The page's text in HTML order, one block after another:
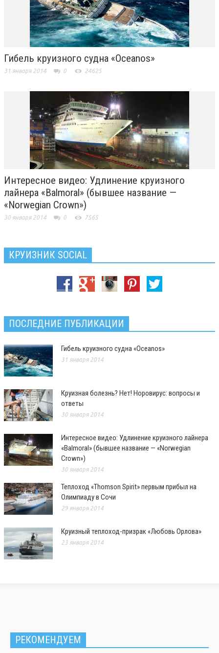
Гибель круизного судна «Oceanos»
31 января 2014 0 24625
Интересное видео: Удлинение круизного
лайнера «Balmoral» (бывшее название —
«Norwegian Crown»)
30 января 2014 0 7565
КРУИЗНИК SOCIAL
ПОСЛЕДНИЕ ПУБЛИКАЦИИ
Гибель круизного судна «Oceanos»
31 января 2014
Круизная болезнь? Нет! Норовирус: вопросы и
ответы
30 января 2014
Интересное видео: Удлинение круизного лайнера
«Balmoral» (бывшее название — «Norwegian
Crown»)
30 января 2014
Теплоход «Thomson Spirit» первым прибыл на
Олимпиаду в Сочи
29 января 2014
Круизный теплоход-призрак «Любовь Орлова»
23 января 2014
РЕКОМЕНДУЕМ